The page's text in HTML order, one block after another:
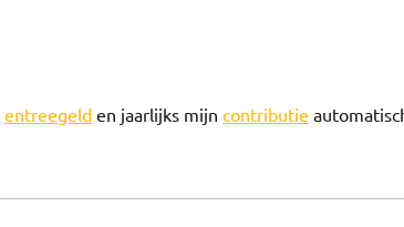
entreegeld en jaarlijks mijn contributie